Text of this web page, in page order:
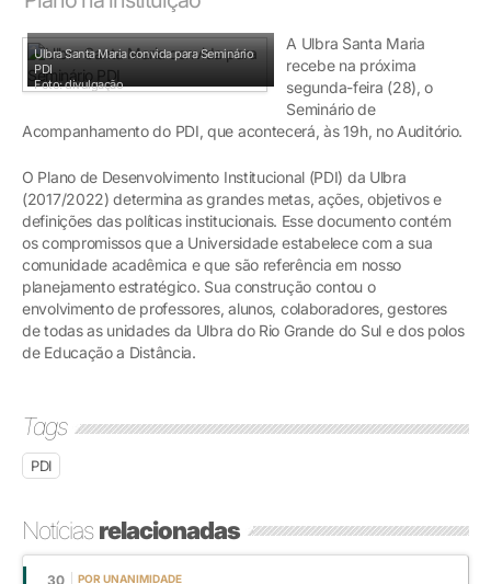
Ulbra Santa Maria convida para Seminário
PDI
Foto: divulgação
A Ulbra Santa Maria
recebe na próxima
segunda-feira (28), o
Seminário de
Acompanhamento do PDI, que acontecerá, às 19h, no Auditório.
O Plano de Desenvolvimento Institucional (PDI) da Ulbra
(2017/2022) determina as grandes metas, ações, objetivos e
definições das políticas institucionais. Esse documento contém
os compromissos que a Universidade estabelece com a sua
comunidade acadêmica e que são referência em nosso
planejamento estratégico. Sua construção contou o
envolvimento de professores, alunos, colaboradores, gestores
de todas as unidades da Ulbra do Rio Grande do Sul e dos polos
de Educação a Distância.
Tags
PDI
Notíciasrelacionadas
30 POR UNANIMIDADE